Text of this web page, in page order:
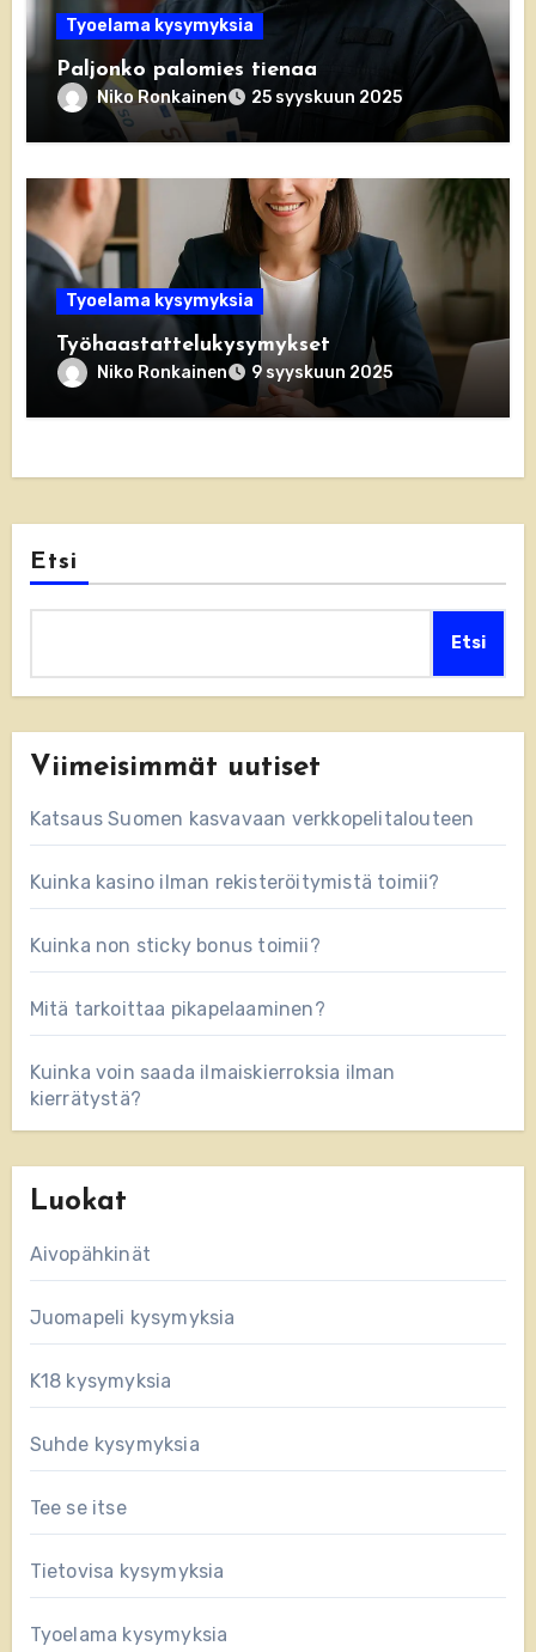
Tyoelama kysymyksia
Paljonko palomies tienaa
Niko Ronkainen 25 syyskuun 2025
Tyoelama kysymyksia
Työhaastattelukysymykset
Niko Ronkainen 9 syyskuun 2025
Etsi
Etsi
Viimeisimmät uutiset
Katsaus Suomen kasvavaan verkkopelitalouteen
Kuinka kasino ilman rekisteröitymistä toimii?
Kuinka non sticky bonus toimii?
Mitä tarkoittaa pikapelaaminen?
Kuinka voin saada ilmaiskierroksia ilman
kierrätystä?
Luokat
Aivopähkinät
Juomapeli kysymyksia
K18 kysymyksia
Suhde kysymyksia
Tee se itse
Tietovisa kysymyksia
Tyoelama kysymyksia